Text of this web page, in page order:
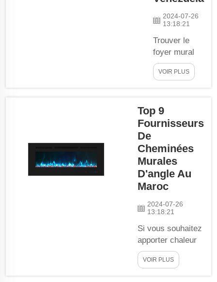
qualité et à
leurs prix
compétitifs.
Nos foyers
d'angle muraux
sont
économiques,
2024-07-26
13:18:21
Trouver le
foyer mural
d’angle idéal
peut
l’ambiance de
votre
foyers créent
une
atmosphère
chaleureuse
et confortable
sans occuper
beaucoup
d’espace. Au
Venezuela,
plusieurs
fabricants
VOIR PLUS
Top 9
Fournisseurs
De
Cheminées
Murales
D'angle Au
Maroc
2024-07-26
13:18:21
Si vous souhaitez
apporter chaleur
et style élégant à
votre intérieur, un
VOIR PLUS